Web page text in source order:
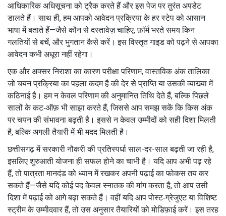
आधिकारिक अधिसूचना को ट्रैक करते हैं और इस पेज पर तुरंत अपडेट
डालते हैं। साथ ही, हम आपको आवेदन प्रक्रियाके हर स्टेप को आसान
भाषा में बताते हैं—जैसे कौन से दस्तावेज़ चाहिए, फ़ॉर्म भरते समय किन
गलतियों से बचें, और भुगतान कैसे करें। इस विस्तृत गाइड को पढ़ने से आपका
आवेदन कभी अधूरा नहीं रहेगा।
एक और अक्सर निराशा का कारणपरीक्षा परिणाम,वास्तविक अंक तालिका
जो चयन प्रक्रिया का पहला कदम हैकी देर से प्राप्ति या उसकी व्याख्या में
कठिनाई है। हम न केवल परिणाम की अनुमानित तिथि देते हैं, बल्कि पिछले
सालों के कट‑ऑफ़ भी साझा करते हैं, जिससे आप समझ सकें कि किस अंक
पर चयन की संभावना बढ़ती है। इससे न केवल उम्मीदों को सही दिशा मिलती
है, बल्कि अगली तैयारी में भी मदद मिलती है।
छत्तीसगढ़ में सरकारी नौकरी की प्रतिस्पर्धा साल-दर-साल बढ़ती जा रही है,
इसलिए शुरुआती योजना ही सफल होने का चाभी है। यदि आप अभी पढ़ रहे
हैं, तोपात्रता मानदंडको ध्यान में रखकर अपनी पढ़ाई का फोकस तय कर
सकते हैं—जैसे यदि कोई पद केवल स्नातक की मांग करता है, तो आप उसी
दिशा में पढ़ाई को आगे बढ़ा सकते हैं। वहीं यदि आप पोस्ट‑ग्रेजुएट या विशिष्ट
स्ट्रीम के उम्मीदवार हैं, तो उस अनुसार तैयारियों को मोडिफ़ाई करें। इस तरह